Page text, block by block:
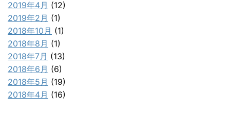
2019年4月 (12)
2019年2月 (1)
2018年10月 (1)
2018年8月 (1)
2018年7月 (13)
2018年6月 (6)
2018年5月 (19)
2018年4月 (16)